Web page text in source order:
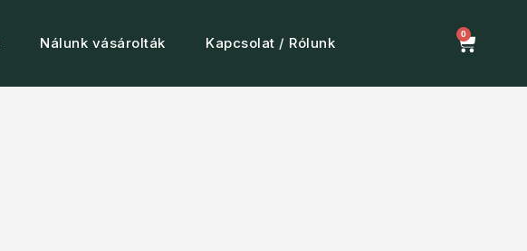
Nálunk vásárolták Kapcsolat / Rólunk
0